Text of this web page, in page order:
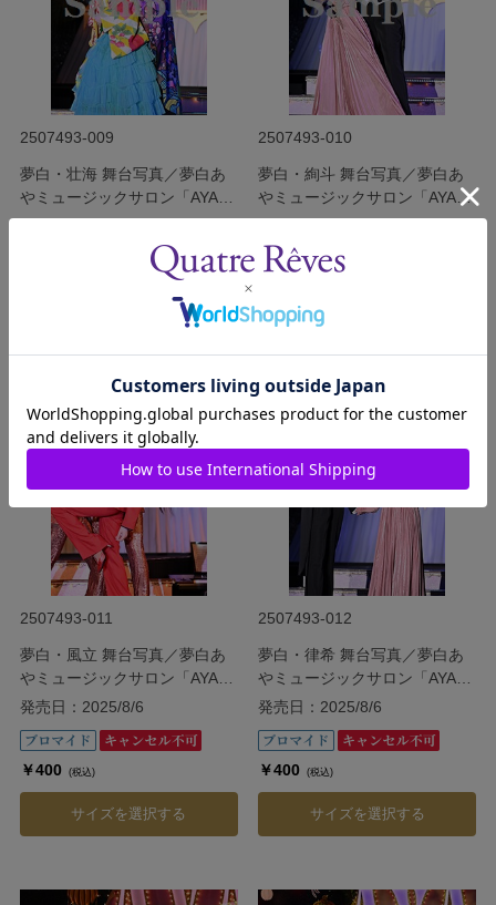
2507493-009
夢白・壮海 舞台写真／夢白あ
やミュージックサロン「AYA祭
り!!」
サイズを選択する
2507493-010
夢白・絢斗 舞台写真／夢白あ
やミュージックサロン「AYA祭
り!!」
2507493-011
夢白・風立 舞台写真／夢白あ
やミュージックサロン「AYA祭
り!!」
発売日：2025/8/6
￥400 (税込)
サイズを選択する
2507493-012
夢白・律希 舞台写真／夢白あ
やミュージックサロン「AYA祭
り!!」
発売日：2025/8/6
￥400 (税込)
サイズを選択する